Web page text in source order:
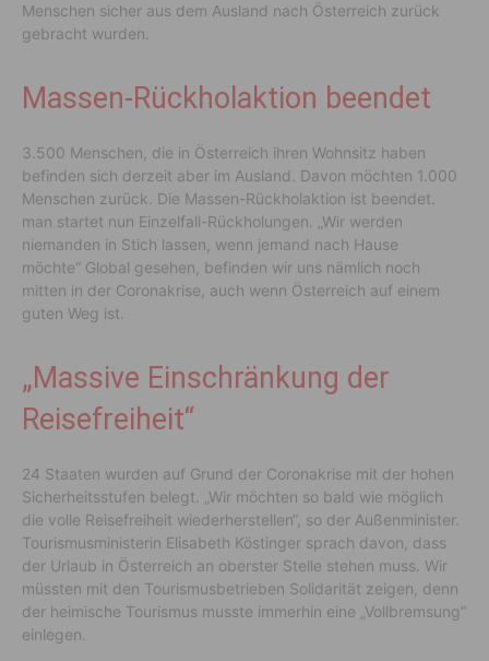
Menschen sicher aus dem Ausland nach Österreich zurück
gebracht wurden.
Massen-Rückholaktion beendet
3.500 Menschen, die in Österreich ihren Wohnsitz haben
befinden sich derzeit aber im Ausland. Davon möchten 1.000
Menschen zurück. Die Massen-Rückholaktion ist beendet.
man startet nun Einzelfall-Rückholungen. „Wir werden
niemanden in Stich lassen, wenn jemand nach Hause
möchte“ Global gesehen, befinden wir uns nämlich noch
mitten in der Coronakrise, auch wenn Österreich auf einem
guten Weg ist.
„Massive Einschränkung der
Reisefreiheit“
24 Staaten wurden auf Grund der Coronakrise mit der hohen
Sicherheitsstufen belegt. „Wir möchten so bald wie möglich
die volle Reisefreiheit wiederherstellen“, so der Außenminister.
Tourismusministerin Elisabeth Köstinger sprach davon, dass
der Urlaub in Österreich an oberster Stelle stehen muss. Wir
müssten mit den Tourismusbetrieben Solidarität zeigen, denn
der heimische Tourismus musste immerhin eine „Vollbremsung“
einlegen.